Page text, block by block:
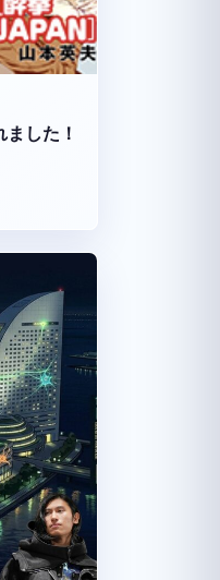
した！